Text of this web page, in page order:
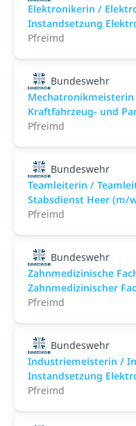
Elektronikerin /
Instandsetzung
Pfreimd
Bundeswehr
Kraftfahrzeug- und
Pfreimd
Bundeswehr
Teamleiterin /
Stabsdienst Heer (m/
Pfreimd
Bundeswehr
Zahnmedizinische
Zahnmedizinischer
Pfreimd
Bundeswehr
Industriemeisterin /
Instandsetzung
Pfreimd